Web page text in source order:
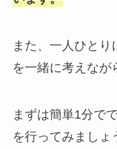
また、一人ひと
を一緒に考えなが
まずは簡単1分で
を行ってみましょ